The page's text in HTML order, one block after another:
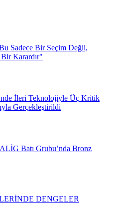
Sadece Bir Seçim Değil,
Karardır"
İleri Teknolojiyle Üç Kritik
Gerçekleştirildi
Batı Grubu’nda Bronz
DENGELER